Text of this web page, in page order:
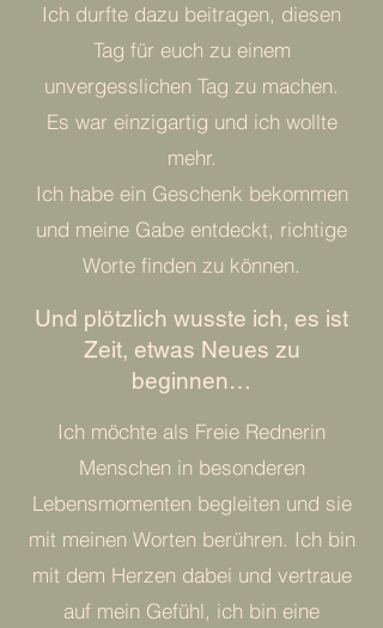
Ich durfte dazu beitragen, diesen
Tag für euch zu einem
unvergesslichen Tag zu machen.
Es war einzigartig und ich wollte
mehr.
Ich habe ein Geschenk bekommen
und meine Gabe entdeckt, richtige
Worte finden zu können.
Und plötzlich wusste ich, es ist
Zeit, etwas Neues zu
beginnen…
Ich möchte als Freie Rednerin
Menschen in besonderen
Lebensmomenten begleiten und sie
mit meinen Worten berühren. Ich bin
mit dem Herzen dabei und vertraue
auf mein Gefühl, ich bin eine